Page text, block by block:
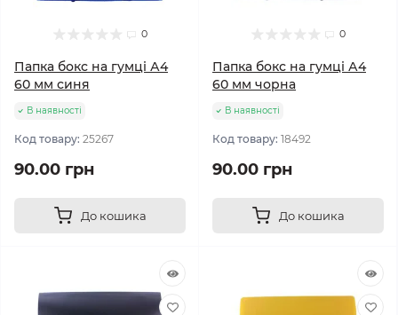
0
Папка бокс на гумці А4
60 мм синя
В наявності
Код товару: 25267
90.00 грн
До кошика
0
Папка бокс на гумці А4
60 мм чорна
В наявності
Код товару: 18492
90.00 грн
До кошика